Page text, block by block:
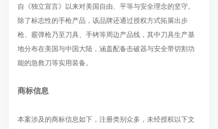
自《独立宣言》以来对美国自由、平等与安全理念的坚守。
除了标志性的手枪产品，该品牌还通过授权方式拓展出步
枪、霰弹枪乃至刀具、手铐等周边产品线，其中刀具生产基
地分布在美国与中国大陆，涵盖配备击破器与安全带切割功
能的急救刀等实用装备。
商标信息
本案涉及的商标信息如下，注册类别众多，未经授权以下文